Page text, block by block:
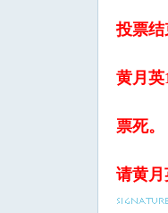
投票结
黄月英
票死。
请黄月